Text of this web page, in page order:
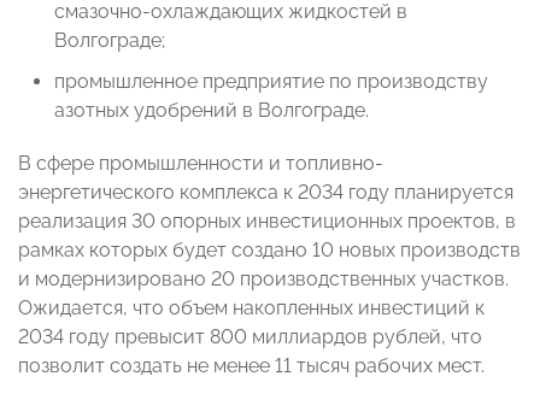
смазочно-охлаждающих жидкостей в
Волгограде;
промышленное предприятие по производству
азотных удобрений в Волгограде.
В сфере промышленности и топливно-
энергетического комплекса к 2034 году планируется
реализация 30 опорных инвестиционных проектов, в
рамках которых будет создано 10 новых производств
и модернизировано 20 производственных участков.
Ожидается, что объем накопленных инвестиций к
2034 году превысит 800 миллиардов рублей, что
позволит создать не менее 11 тысяч рабочих мест.